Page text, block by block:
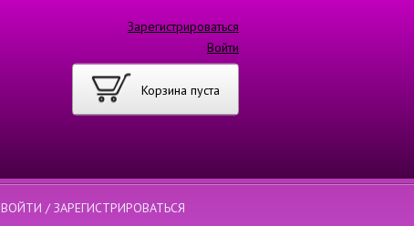
Корзина пуста
Зарегистрироваться
Войти
ВОЙТИ / ЗАРЕГИСТРИРОВАТЬСЯ